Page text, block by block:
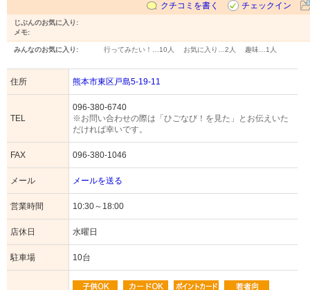
クチコミを書く
チェックイン
じぶんのお気に入り:
メモ:
みんなのお気に入り: 行ってみたい！… 10人 お気に入り… 2人 趣味… 1人
住所 熊本市東区戸島5-19-11
TEL
096-380-6740
※お問い合わせの際は「ひごなび！を見た」とお伝えいた
だければ幸いです。
FAX 096-380-1046
メール メールを送る
営業時間 10:30～18:00
店休日 水曜日
駐車場 10台